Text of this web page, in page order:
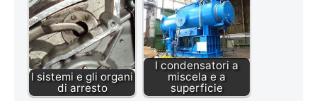
I sistemi e gli organi
di arresto
I condensatori a
miscela e a
superficie